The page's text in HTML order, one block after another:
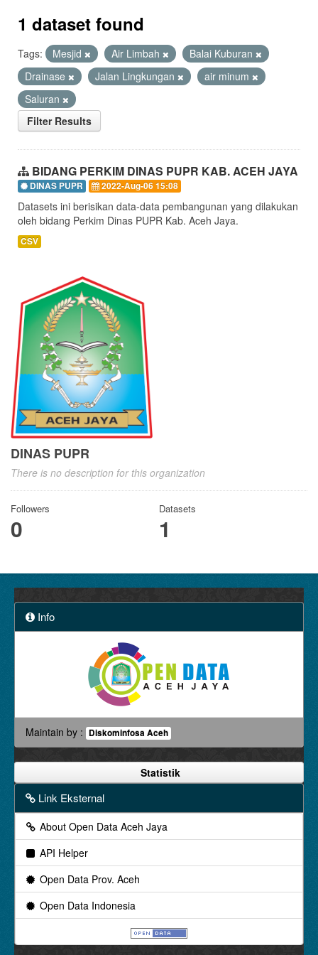
1 dataset found
Tags: Mesjid Air Limbah
Balai Kuburan
Drainase
Jalan Lingkungan
air minum
Saluran
Filter Results
BIDANG PERKIM DINAS PUPR KAB. ACEH JAYA
DINAS PUPR 2022-Aug-06 15:08
Datasets ini berisikan data-data pembangunan yang dilakukan
oleh bidang Perkim Dinas PUPR Kab. Aceh Jaya.
CSV
DINAS PUPR
There is no description for this organization
Followers
0
Datasets
1
Info
Maintain by : Diskominfosa Aceh
Statistik
Link Eksternal
About Open Data Aceh Jaya
API Helper
Open Data Prov. Aceh
Open Data Indonesia